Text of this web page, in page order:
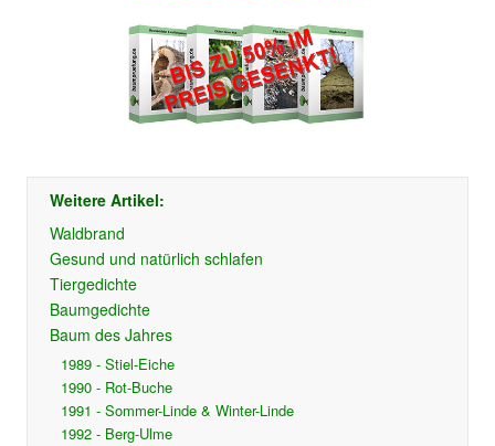
Weitere Artikel:
Waldbrand
Gesund und natürlich schlafen
Tiergedichte
Baumgedichte
Baum des Jahres
1989 - Stiel-Eiche
1990 - Rot-Buche
1991 - Sommer-Linde & Winter-Linde
1992 - Berg-Ulme